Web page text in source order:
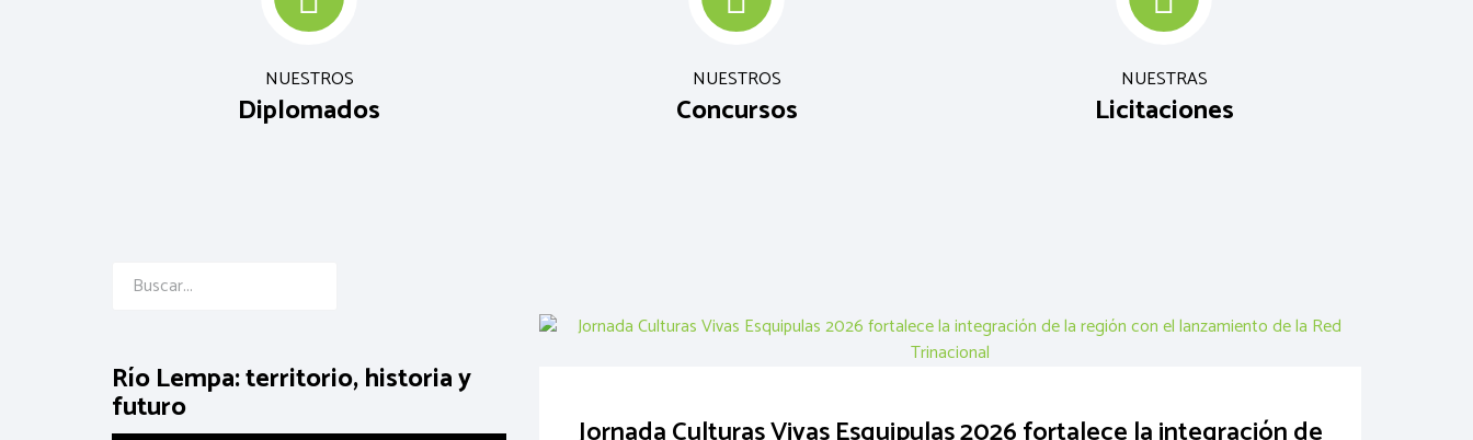
NUESTROS
Diplomados
NUESTROS
Concursos
NUESTRAS
Licitaciones
Río Lempa: territorio, historia y
futuro